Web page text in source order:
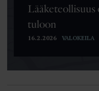
13.04.2026
16.2.2026 VALOKEILA
Lääketeollisuus
tuloon